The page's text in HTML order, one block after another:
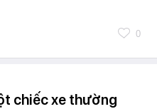
0
chiếc xe thường